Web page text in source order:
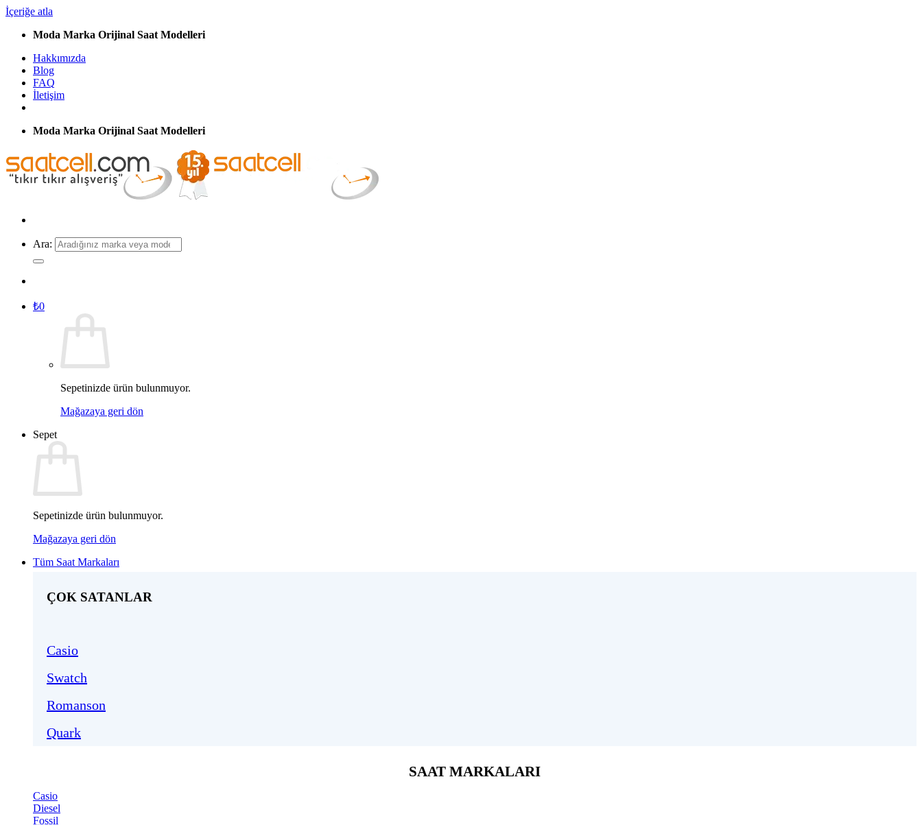
İçeriğe atla
Moda Marka Orijinal Saat Modelleri
Hakkımızda
Blog
FAQ
İletişim
Moda Marka Orijinal Saat Modelleri
Ara:
₺0
Sepetinizde ürün bulunmuyor.
Mağazaya geri dön
Sepet
Sepetinizde ürün bulunmuyor.
Mağazaya geri dön
Tüm Saat Markaları
ÇOK SATANLAR
Casio
Swatch
Romanson
Quark
SAAT MARKALARI
Casio
Diesel
Fossil